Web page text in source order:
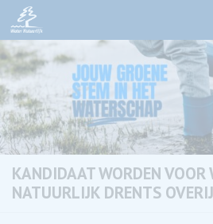
Skip to content
KANDIDAAT WORDEN VOOR
NATUURLIJK DRENTS